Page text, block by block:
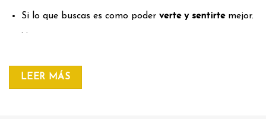
Si lo que buscas es como poder verte y sentirtemejor.
. .
LEER MÁS